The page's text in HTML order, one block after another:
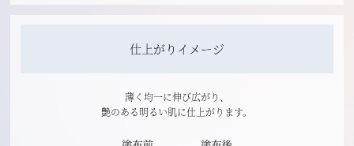
仕上がりイメージ
薄く均一に伸び広がり、
艶のある明るい肌に仕上がります。